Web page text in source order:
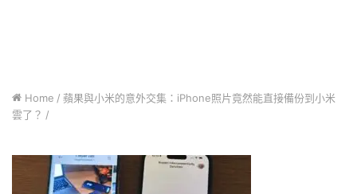
Home / 蘋果與小米的意外交集：iPhone照片竟然能直接備份到小米
雲了？ /